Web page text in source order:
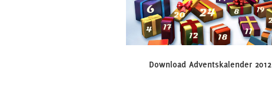
Download Adventskalender 2012